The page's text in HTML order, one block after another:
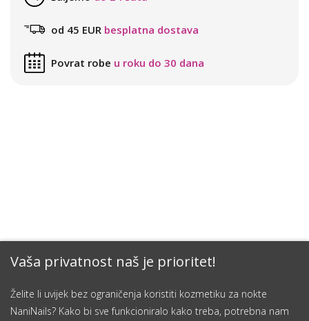
Vaša privatnost naš je prioritet!
Želite li uvijek bez ograničenja koristiti kozmetiku za nokte
NaniNails? Kako bi sve funkcioniralo kako treba, potrebna nam
od 45 EUR besplatna dostava
Povrat robe u roku do 30 dana